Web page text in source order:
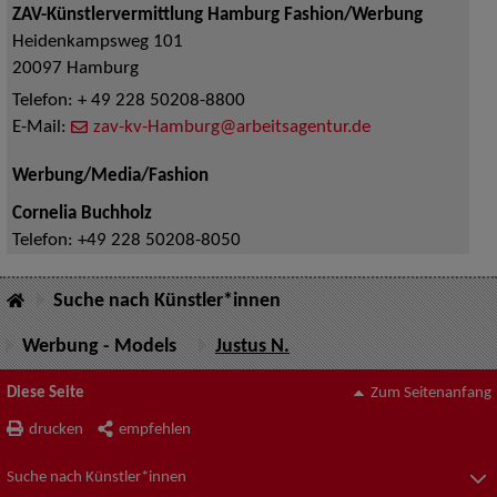
ZAV-Künstlervermittlung Hamburg Fashion/Werbung
Heidenkampsweg 101
20097 Hamburg
Telefon: + 49 228 50208-8800
E-Mail:
zav-kv-Hamburg@arbeitsagentur.de
Werbung/Media/Fashion
Cornelia Buchholz
Telefon: +49 228 50208-8050
Suche nach Künstler*innen
Werbung - Models Justus N.
Diese Seite
drucken empfehlen
Zum Seitenanfang
Suche nach Künstler*innen